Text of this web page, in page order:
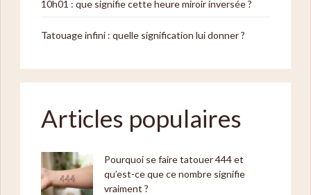
10h01 : que signifie cette heure miroir inversée ?
Tatouage infini : quelle signification lui donner ?
Articles populaires
Pourquoi se faire tatouer 444 et
qu’est-ce que ce nombre signifie
vraiment ?